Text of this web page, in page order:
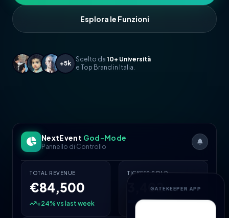
Esplora le Funzioni
+5k
Scelto da 10+ Università
e Top Brand in Italia.
NextEvent God-Mode
Pannello di Controllo
TOTAL REVENUE
€84,500
+24% vs last week
TICKETS SOLD
3,402/ 5000
GATEKEEPER APP